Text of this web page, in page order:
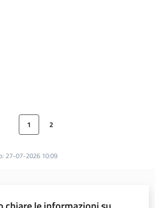
Pagina precedente
Pagina
1 Pagina
2
: 27-07-2026 10:09